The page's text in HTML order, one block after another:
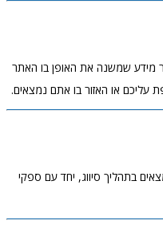
מידע שמשנה את האופן בו האתר
או האזור בו אתם נמצאים.
בתהליך סיווג, יחד עם ספקי